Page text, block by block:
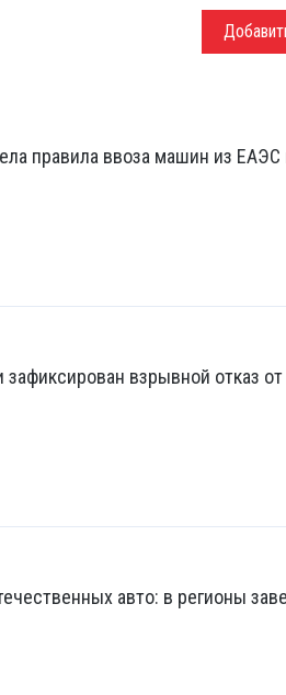
правила ввоза машин из ЕАЭС
взрывной отказ от
авто: в регионы